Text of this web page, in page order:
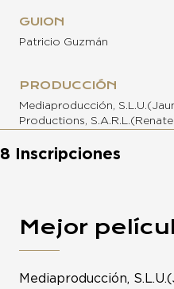
GUION
Patricio Guzmán
PRODUCCIÓN
Mediaproducción,
Productions,
8 Inscripciones
Mejor
Mediaproducción,